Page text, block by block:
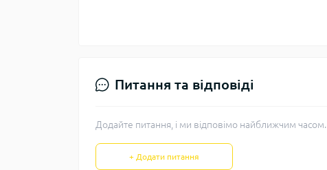
Питання та відповіді
Додайте питання, і ми відповімо найближчим часом.
+ Додати питання